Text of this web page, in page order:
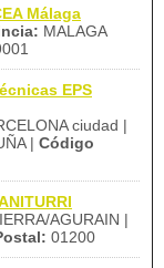
Málaga
MALAGA
EPS
ciudad |
| Código
AGURAIN |
01200